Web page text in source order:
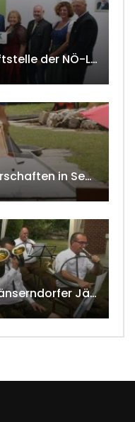
Eröffnung der Geschäftstelle der NÖ-Landarbeiterkammer in Mistelbach w4tv174
Minigolf Staatsmeisterschaften in Seefeld-Kadolz w4tv174
11. Jagdheuriger der Gänserndorfer Jäger 2020 w4tv166